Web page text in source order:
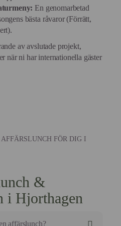
En genomarbetad
bästa råvaror (Förrätt,
av avslutade projekt,
när ni har internationella gäster
FÖR DIG I
&
i Hjorthagen
affärslunch?